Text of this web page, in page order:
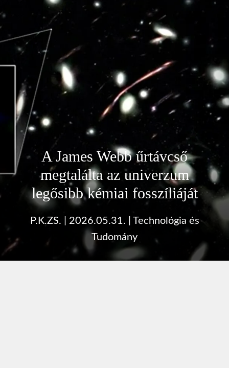
A James Webb űrtávcső
megtalálta az univerzum
legősibb kémiai fosszíliáját
P.K.ZS. 2026.05.31.
Technológia és
Tudomány